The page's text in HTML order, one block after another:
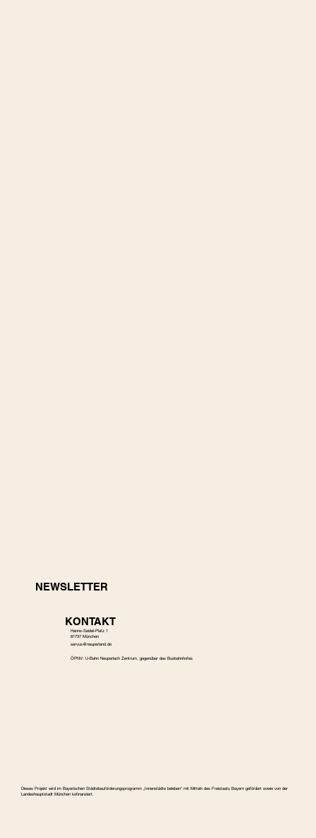
KONTAKT
Hanns-Seidel-Platz 1
81737 München
servus@neuperland.de
ÖPNV: U-Bahn Neuperlach Zentrum, gegenüber des Busbahnhofes
NEWSLETTER
Dieses Projekt wird im Bayerischen Städtebauförderungspro­gramm „Innenstädte beleben“ mit Mitteln des Freistaats Bayern gefördert sowie von der
Landeshauptstadt München kofinanziert.